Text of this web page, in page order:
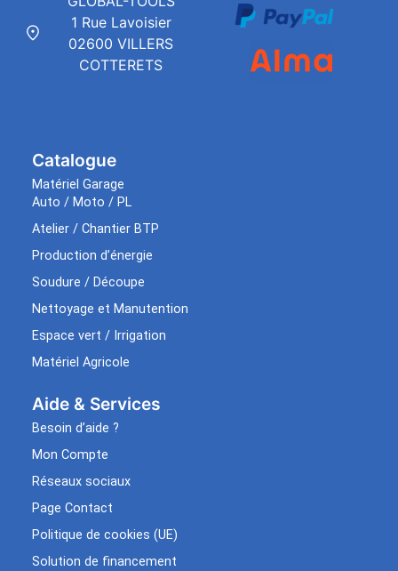
Catalogue
Matériel Garage
Auto / Moto / PL
Atelier / Chantier BTP
Production d’énergie
Soudure / Découpe
Nettoyage et Manutention
Espace vert / Irrigation
Matériel Agricole
Aide & Services​
Besoin d’aide ?
Mon Compte
Réseaux sociaux
Page Contact
Politique de cookies (UE)
Solution de financement
1 Rue Lavoisier
02600 VILLERS
COTTERETS